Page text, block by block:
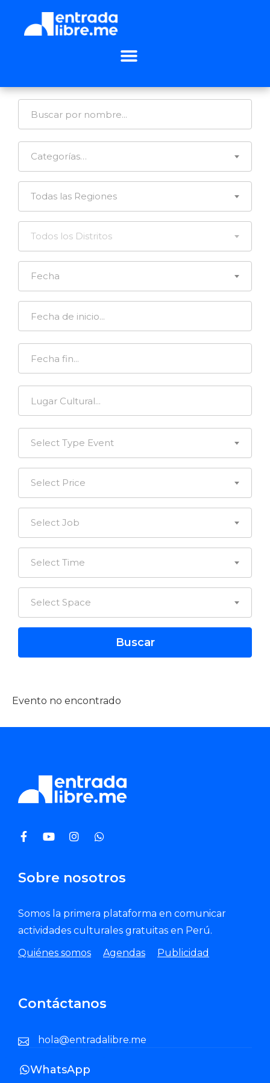
Categorías…
Todas las Regiones
Todos los Distritos
Fecha
Select Type Event
Select Price
Select Job
Select Time
Select Space
Evento no encontrado
Sobre nosotros
Somos la primera plataforma en comunicar
actividades culturales gratuitas en Perú.
Quiénes somos
Agendas Publicidad
Contáctanos
hola@entradalibre.me
WhatsApp